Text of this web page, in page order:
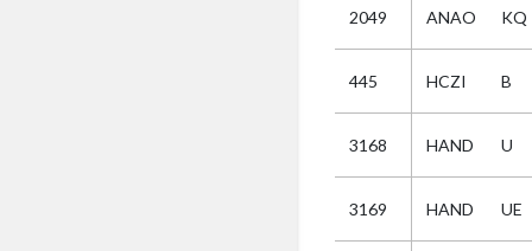
2049 ANAO KQ
445 HCZI B
3168 HAND U
3169 HAND UE